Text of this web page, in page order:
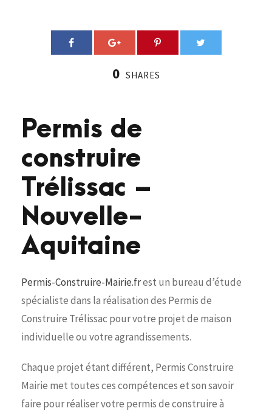
0 SHARES
Permis de
construire
Trélissac –
Nouvelle-
Aquitaine
Permis-Construire-Mairie.frest un bureau d’étude
spécialiste dans la réalisation des Permis de
Construire Trélissac pour votre projet de maison
individuelle ou votre agrandissements.
Chaque projet étant différent, Permis Construire
Mairie met toutes ces compétences et son savoir
faire pour réaliser votre permis de construire à